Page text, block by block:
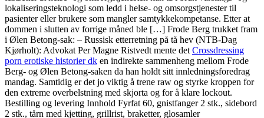
lokaliseringsteknologi som ledd i helse- og omsorgstjenester til
pasienter eller brukere som mangler samtykkekompetanse. Etter at
dommen i slutten av forrige måned ble […] Frode Berg trukket fram
i Ølen Betong-sak: – Russisk etterretning på tå hev (NTB-Dag
Kjørholt): Advokat Per Magne Ristvedt mente det Crossdressing
porn erotiske historier dk en indirekte sammenheng mellom Frode
Berg- og Ølen Betong-saken da han holdt sitt innledningsforedrag
mandag. Samtidig er det jo viktig å trene raw og styrke kroppen for
den extreme overbelstning med skjorta og for å klare lockout.
Bestilling og levering Innhold Fyrfat 60, gnistfanger 2 stk., sidebord
2 stk., tårn med kjetting, grillrist, braketter, glosamler